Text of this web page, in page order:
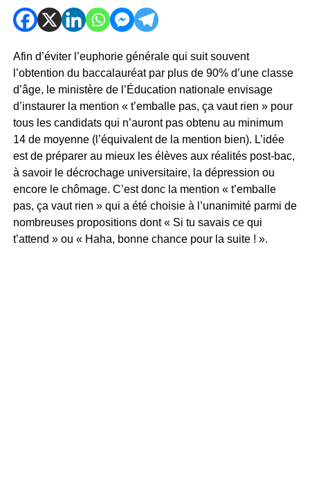
Afin d’éviter l’euphorie générale qui suit souvent
l’obtention du baccalauréat par plus de 90% d’une classe
d’âge, le ministère de l’Éducation nationale envisage
d’instaurer la mention « t’emballe pas, ça vaut rien » pour
tous les candidats qui n’auront pas obtenu au minimum
14 de moyenne (l’équivalent de la mention bien). L’idée
est de préparer au mieux les élèves aux réalités post-bac,
à savoir le décrochage universitaire, la dépression ou
encore le chômage. C’est donc la mention « t’emballe
pas, ça vaut rien » qui a été choisie à l’unanimité parmi de
nombreuses propositions dont « Si tu savais ce qui
t’attend » ou « Haha, bonne chance pour la suite ! ».